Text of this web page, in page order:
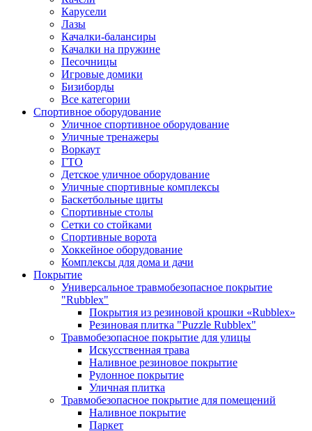
Карусели
Лазы
Качалки-балансиры
Качалки на пружине
Песочницы
Игровые домики
Бизиборды
Все категории
Спортивное оборудование
Уличное спортивное оборудование
Уличные тренажеры
Воркаут
ГТО
Детское уличное оборудование
Уличные спортивные комплексы
Баскетбольные щиты
Спортивные столы
Сетки со стойками
Спортивные ворота
Хоккейное оборудование
Комплексы для дома и дачи
Покрытие
Универсальное травмобезопасное покрытие
"Rubblex"
Покрытия из резиновой крошки «Rubblex»
Резиновая плитка "Puzzle Rubblex"
Травмобезопасное покрытие для улицы
Искусственная трава
Наливное резиновое покрытие
Рулонное покрытие
Уличная плитка
Травмобезопасное покрытие для помещений
Наливное покрытие
Паркет